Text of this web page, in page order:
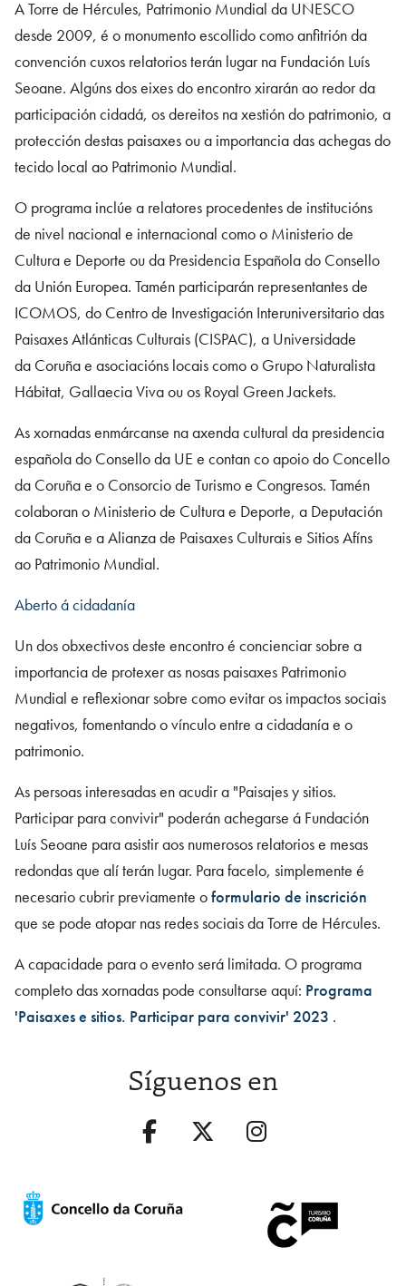
A Torre de Hércules, Patrimonio Mundial da UNESCO
desde 2009, é o monumento escollido como anfitrión da
convención cuxos relatorios terán lugar na Fundación Luís
Seoane. Algúns dos eixes do encontro xirarán ao redor da
participación cidadá, os dereitos na xestión do patrimonio, a
protección destas paisaxes ou a importancia das achegas do
tecido local ao Patrimonio Mundial.
O programa inclúe a relatores procedentes de institucións
de nivel nacional e internacional como o Ministerio de
Cultura e Deporte ou da Presidencia Española do Consello
da Unión Europea. Tamén participarán representantes de
ICOMOS, do Centro de Investigación Interuniversitario das
Paisaxes Atlánticas Culturais (CISPAC), a Universidade
da Coruña e asociacións locais como o Grupo Naturalista
Hábitat, Gallaecia Viva ou os Royal Green Jackets.
As xornadas enmárcanse na axenda cultural da presidencia
española do Consello da UE e contan co apoio do Concello
da Coruña e o Consorcio de Turismo e Congresos. Tamén
colaboran o Ministerio de Cultura e Deporte, a Deputación
da Coruña e a Alianza de Paisaxes Culturais e Sitios Afíns
ao Patrimonio Mundial.
Aberto á cidadanía
Un dos obxectivos deste encontro é concienciar sobre a
importancia de protexer as nosas paisaxes Patrimonio
Mundial e reflexionar sobre como evitar os impactos sociais
negativos, fomentando o vínculo entre a cidadanía e o
patrimonio.
As persoas interesadas en acudir a "Paisajes y sitios.
Participar para convivir" poderán achegarse á Fundación
Luís Seoane para asistir aos numerosos relatorios e mesas
redondas que alí terán lugar. Para facelo, simplemente é
necesario cubrir previamente oformulario de inscrición
que se pode atopar nas redes sociais da Torre de Hércules.
A capacidade para o evento será limitada. O programa
completo das xornadas pode consultarse aquí: Programa
'Paisaxes e sitios. Participar para convivir' 2023 .
Síguenos en